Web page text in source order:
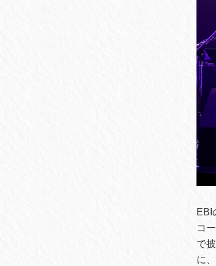
EBI
コ
で
に